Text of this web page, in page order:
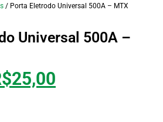
/ Porta Eletrodo Universal 500A – MTX
Universal 500A –
25,00